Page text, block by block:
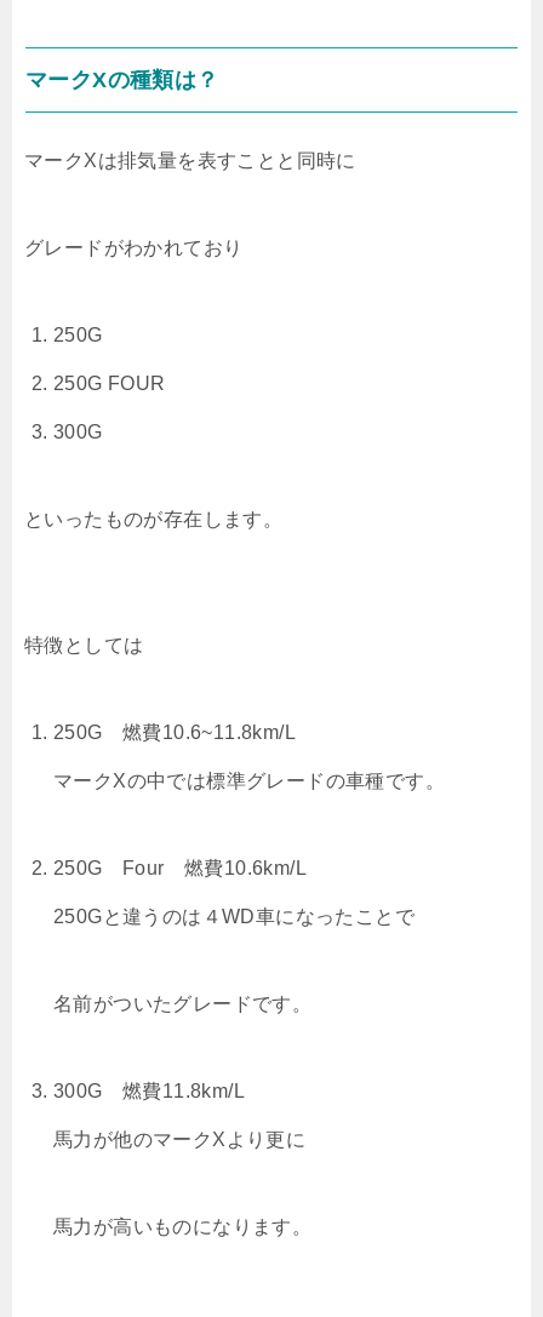
マークXの種類は？
マークXは排気量を表すことと同時に
グレードがわかれており
250G
250G FOUR
300G
といったものが存在します。
特徴としては
250G 燃費10.6~11.8km/L
マークXの中では標準グレードの車種です。
250G Four 燃費10.6km/L
250Gと違うのは４WD車になったことで
名前がついたグレードです。
300G 燃費11.8km/L
馬力が他のマークXより更に
馬力が高いものになります。